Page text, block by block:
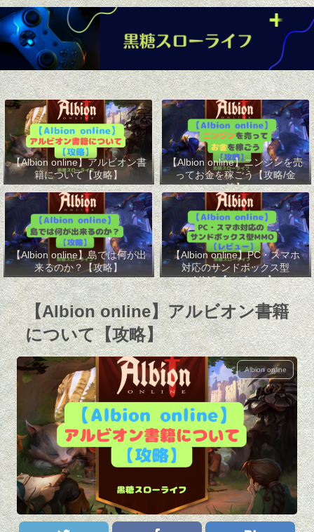
【Albion online】アルビオン書
籍について【攻略】
【Albion online】ニンジンを売
ってお金を稼ごう【攻略/金
策】
【Albion online】島では何が出
来るのか？【攻略】
【Albion online】PC・スマホ
対応のサンドボックス型
MMO【レビュー】
【Albion online】アルビオン書籍
について【攻略】
Albion online